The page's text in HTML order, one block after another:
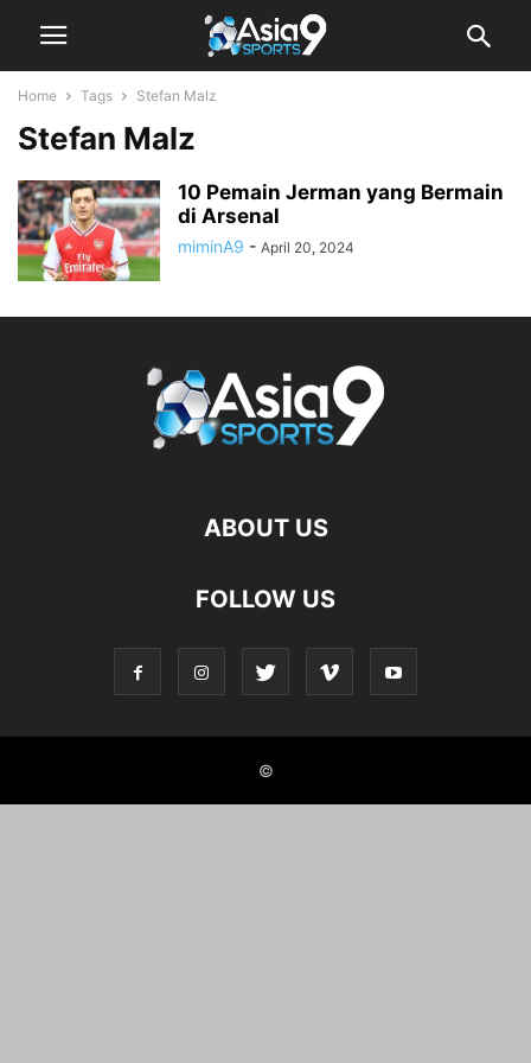
Home Tags Stefan Malz
Stefan Malz
10 Pemain Jerman yang Bermain
di Arsenal
miminA9 - April 20, 2024
ABOUT US
FOLLOW US
©